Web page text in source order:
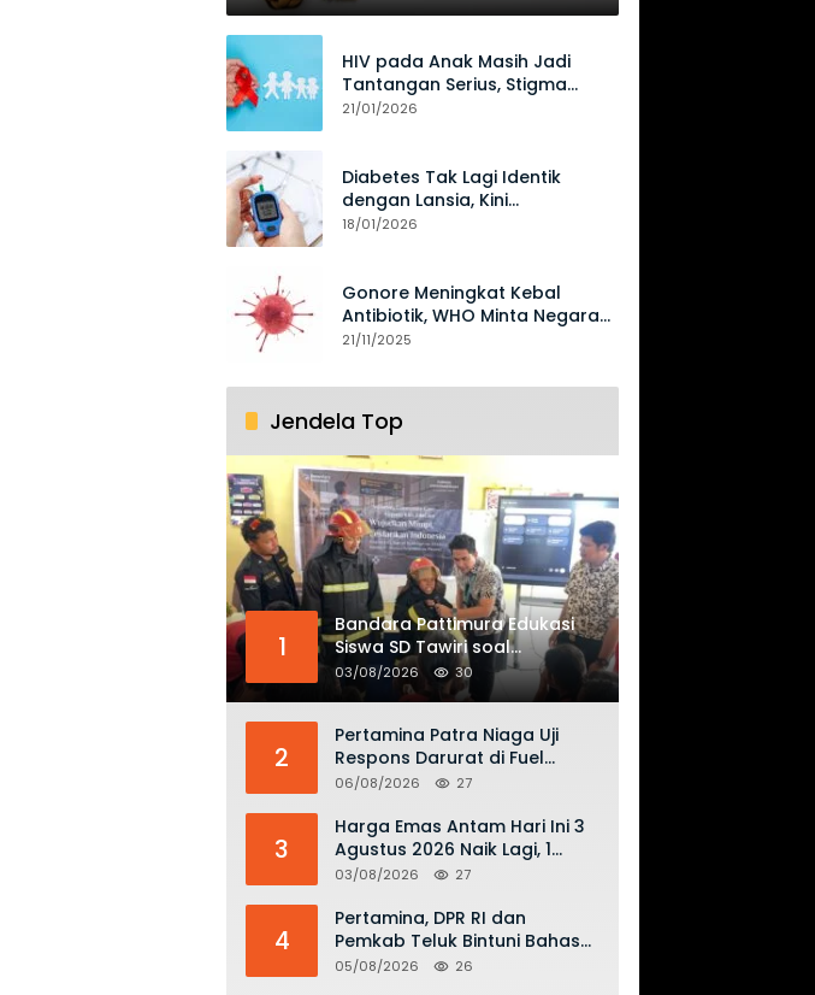
HIV pada Anak Masih Jadi
Tantangan Serius, Stigma
Hambat Akses Perawatan
21/01/2026
Diabetes Tak Lagi Identik
dengan Lansia, Kini
Mengancam Generasi Muda
18/01/2026
Gonore Meningkat Kebal
Antibiotik, WHO Minta Negara
Perkuat Surveilans
21/11/2025
Jendela Top
1
Bandara Pattimura Edukasi
Siswa SD Tawiri soal
Keselamatan Penerbangan
dan Bahaya Bermain Layang-
03/08/2026 30
2
Pertamina Patra Niaga Uji
Respons Darurat di Fuel
Terminal Biak, Antisipasi Risiko
BBM
06/08/2026 27
3
Harga Emas Antam Hari Ini 3
Agustus 2026 Naik Lagi, 1
Gram Tembus Rp 2,61 Juta
03/08/2026 27
4
Pertamina, DPR RI dan
Pemkab Teluk Bintuni Bahas
Penguatan Distribusi BBM dan
05/08/2026 26